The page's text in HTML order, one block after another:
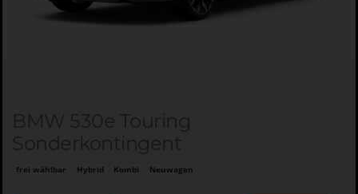
BMW 530e Touring
Sonderkontingent
frei wählbar Hybrid Kombi Neuwagen